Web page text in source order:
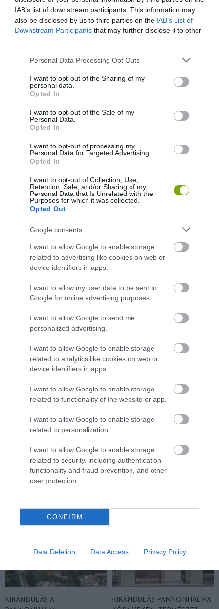
IAB’s list of downstream participants. This information may
also be disclosed by us to third parties on the IAB’s List of
Downstream Participants that may further disclose it to other
Please note that this website/app uses one or more Google
not limited to your visit or usage behaviour. You may click to
grant or deny consent to Google and its third-party tags to
use your data for below specified purposes in below Google
consent section.
Personal Data Processing Opt Outs
I want to opt-out of the Sharing of my
personal data.
Opted In
I want to opt-out of the Sale of my
Personal Data.
Opted In
I want to opt-out of processing my
Personal Data for Targeted Advertising.
Opted In
I want to opt-out of Collection, Use,
Retention, Sale, and/or Sharing of my
Personal Data that Is Unrelated with the
Purposes for which it was collected.
Opted Out
Google consents
I want to allow Google to enable storage
related to advertising like cookies on web or
device identifiers in apps.
I want to allow my user data to be sent to
Google for online advertising purposes.
I want to allow Google to send me
personalized advertising.
I want to allow Google to enable storage
related to analytics like cookies on web or
device identifiers in apps.
I want to allow Google to enable storage
related to functionality of the website or app.
I want to allow Google to enable storage
related to personalization.
I want to allow Google to enable storage
related to security, including authentication
functionality and fraud prevention, and other
user protection.
CONFIRM
Data Deletion Data Access Privacy Policy
ELŐZŐ CIKK
NÖVÉNYI SIKOLYOK: VALÓBAN KIÁLTANAK A NÖVÉNYEK, HA
A TERMÉSZET LEGPROFIBB CSAPATJÁTÉKOSAI: A HANGYÁK
LEKÖRÖZIK AZ EMBEREKET
HASONLÓ ÉRDEKESSÉGEK
KIRÁNDULÁS A
KIRÁNDULÁS PANNONHALMA